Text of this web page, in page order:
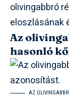
olivingabbró
eloszlásának
Az
hasonló
AZ